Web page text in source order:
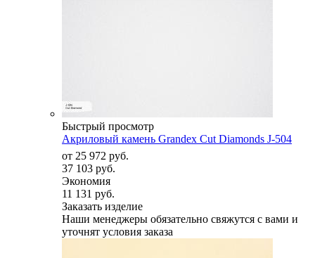
Быстрый просмотр
Акриловый камень Grandex Cut Diamonds J-504
от 25 972 руб.
37 103 руб.
Экономия
11 131 руб.
Заказать изделие
Наши менеджеры обязательно свяжутся с вами и
уточнят условия заказа